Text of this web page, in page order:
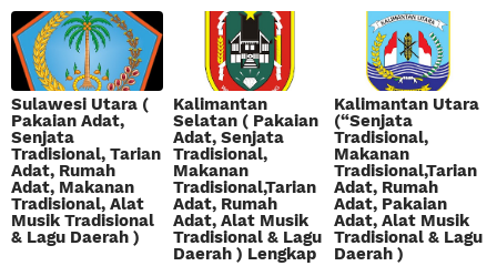
Sulawesi Utara (
Pakaian Adat,
Senjata
Tradisional, Tarian
Adat, Rumah
Adat, Makanan
Tradisional, Alat
Musik Tradisional
& Lagu Daerah )
Kalimantan
Selatan ( Pakaian
Adat, Senjata
Tradisional,
Makanan
Tradisional,Tarian
Adat, Rumah
Adat, Alat Musik
Tradisional & Lagu
Daerah ) Lengkap
Kalimantan Utara
(“Senjata
Tradisional,
Makanan
Tradisional,Tarian
Adat, Rumah
Adat, Pakaian
Adat, Alat Musik
Tradisional & Lagu
Daerah )